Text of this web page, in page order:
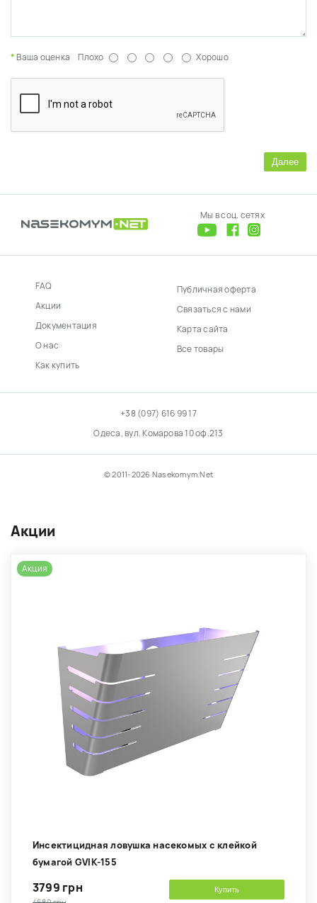
Акции
Акция
Инсектицидная ловушка насекомых с клейкой
бумагой GVIK-155
3799 грн Купить
Ваша оценка Плохо Хорошо
Далее
Мы в соц. сетях
FAQ
Акции
Документация
О нас
Как купить
Публичная оферта
Связаться с нами
Карта сайта
Все товары
+38 (097) 616 99 17
Одеса, вул. Комарова 10 оф.213
© 2011-2026 Nasekomym.Net